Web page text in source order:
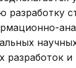
разработок